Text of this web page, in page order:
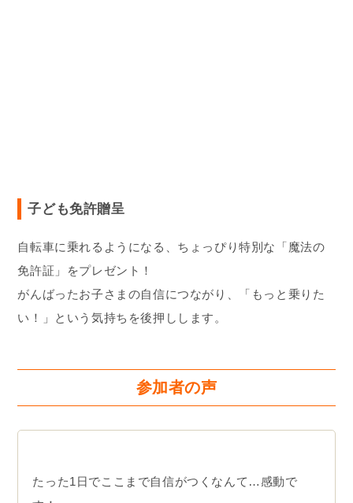
子ども免許贈呈
自転車に乗れるようになる、ちょっぴり特別な「魔法の
免許証」をプレゼント！
がんばったお子さまの自信につながり、「もっと乗りた
い！」という気持ちを後押しします。